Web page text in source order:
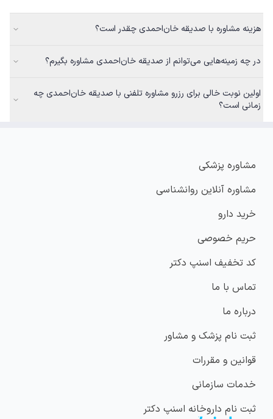
هزینه مشاوره با صدیقه خان‌احمدی چقدر است؟
در چه زمینه‌هایی می‌توانم از صدیقه خان‌احمدی مشاوره بگیرم؟
اولین نوبت خالی برای رزرو مشاوره تلفنی با صدیقه خان‌احمدی چه
زمانی است؟
مشاوره پزشکی
مشاوره آنلاین روانشناسی
خرید دارو
حریم خصوصی
کد تخفیف اسنپ دکتر
تماس با ما
درباره ما
ثبت نام پزشک و مشاور
قوانین و مقررات
خدمات سازمانی
ثبت نام داروخانه اسنپ دکتر